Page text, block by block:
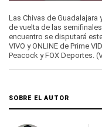
seconds
of
39
seconds
Las Chivas de Guadalajara
de vuelta de las
encuentro se disputará
VIVO y ONLINE de Prime
Peacock y FOX Deportes.
SOBRE EL AUTOR